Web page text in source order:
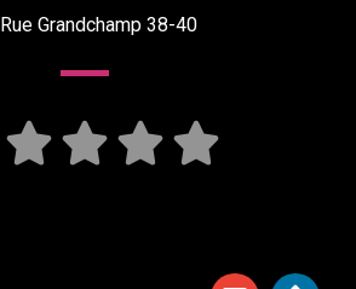
Rue Grandchamp 38-40
   